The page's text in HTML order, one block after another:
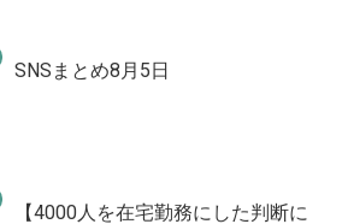
SNSまとめ8月5日
【4000人を在宅勤務にした判断に